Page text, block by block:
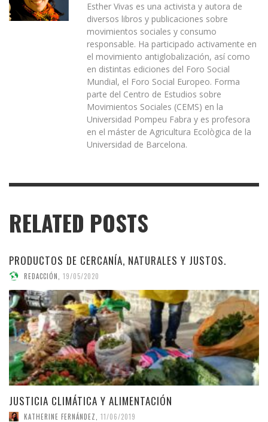
Esther Vivas es una activista y autora de
diversos libros y publicaciones sobre
movimientos sociales y consumo
responsable. Ha participado activamente en
el movimiento antiglobalización, así como
en distintas ediciones del Foro Social
Mundial, el Foro Social Europeo. Forma
parte del Centro de Estudios sobre
Movimientos Sociales (CEMS) en la
Universidad Pompeu Fabra y es profesora
en el máster de Agricultura Ecològica de la
Universidad de Barcelona.
RELATED POSTS
PRODUCTOS DE CERCANÍA, NATURALES Y JUSTOS.
REDACCIÓN 19/05/2020
JUSTICIA CLIMÁTICA Y ALIMENTACIÓN
KATHERINE FERNÁNDEZ 11/06/2019